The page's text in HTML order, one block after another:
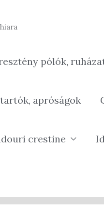
pólók,
apróságok
crestine